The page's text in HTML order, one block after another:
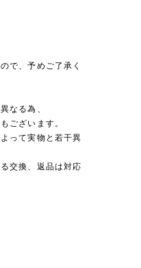
で、予めご了承く
なる為、
ございます。
って実物と若干異
交換、返品は対応